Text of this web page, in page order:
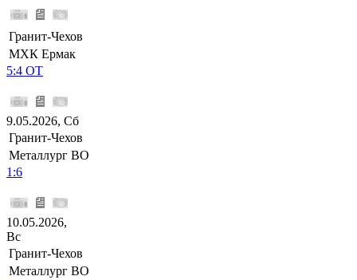
Гранит-Чехов
МХК Ермак
5:4 ОТ
9.05.2026, Сб
Гранит-Чехов
Металлург ВО
1:6
10.05.2026,
Вс
Гранит-Чехов
Металлург ВО